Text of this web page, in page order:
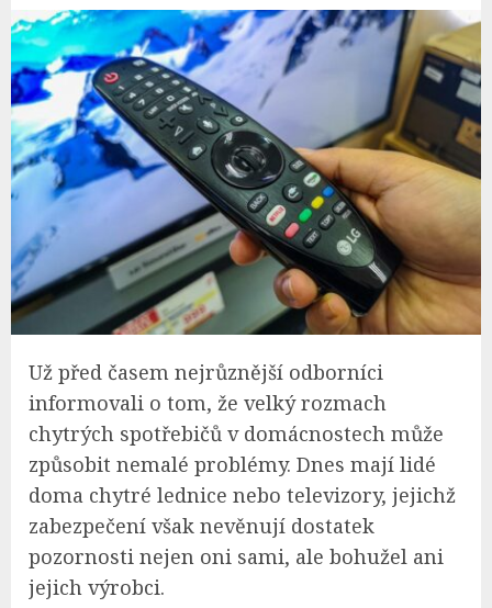
Už před časem nejrůznější odborníci
informovali o tom, že velký rozmach
chytrých spotřebičů v domácnostech může
způsobit nemalé problémy. Dnes mají lidé
doma chytré lednice nebo televizory, jejichž
zabezpečení však nevěnují dostatek
pozornosti nejen oni sami, ale bohužel ani
jejich výrobci.